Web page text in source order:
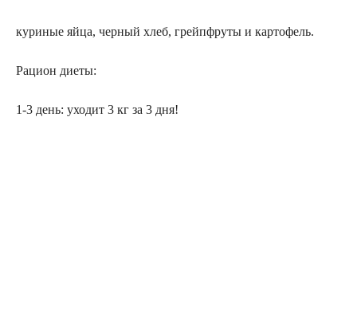
куриные яйца, черный хлеб, грейпфруты и картофель.
Рацион диеты:
1-3 день: уходит 3 кг за 3 дня!